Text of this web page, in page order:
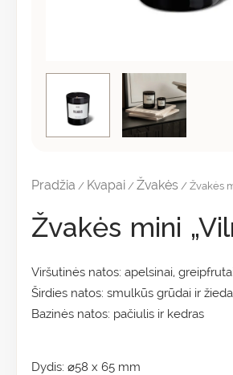
Pradžia / Kvapai /Žvakės / Žvakės
Žvakės mini
Viršutinės natos: apelsinai,
Širdies natos: smulkūs grūdai ir
Bazinės natos: pačiulis ir kedras
Dydis: ⌀58 x 65 mm